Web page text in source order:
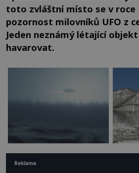
toto zvláštní místo se v roce
pozornost milovníků UFO z
Jeden neznámý létající
havarovat.
Reklama